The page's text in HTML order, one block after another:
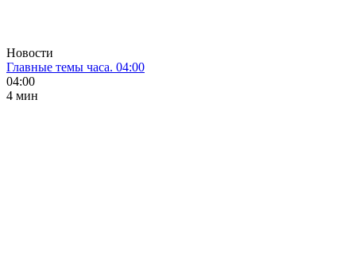
Новости
Главные темы часа. 04:00
04:00
4 мин